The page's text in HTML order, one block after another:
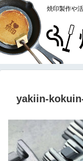
焼印製作や
yakiin-